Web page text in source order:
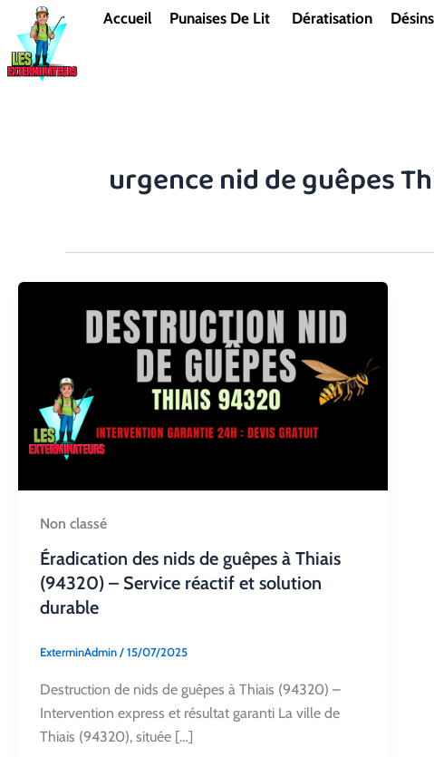
contenu
Accueil Punaises De Lit Dératisation
urgence nid de guêpes
Non classé
Éradication des nids de guêpes à Thiais
(94320) – Service réactif et solution
durable
ExterminAdmin/15/07/2025
Destruction de nids de guêpes à Thiais (94320) –
Intervention express et résultat garanti La ville de
Thiais (94320), située […]